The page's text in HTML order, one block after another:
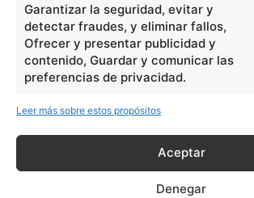
Garantizar la seguridad, evitar y
detectar fraudes, y eliminar fallos,
Ofrecer y presentar publicidad y
contenido, Guardar y comunicar las
preferencias de privacidad.
Leer más sobre estos propósitos
Aceptar
Denegar
En Básico
Las formas del relieve y sus características
Números romanos
Ángulos agudo, obtuso, recto y...